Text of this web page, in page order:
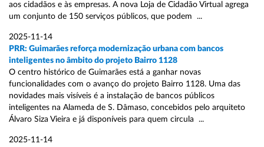
aos cidadãos e às empresas. A nova Loja de Cidadão Virtual agrega
um conjunto de 150 serviços públicos, que podem ...
2025-11-14
PRR: Guimarães reforça modernização urbana com bancos
inteligentes no âmbito do projeto Bairro 1128
O centro histórico de Guimarães está a ganhar novas
funcionalidades com o avanço do projeto Bairro 1128. Uma das
novidades mais visíveis é a instalação de bancos públicos
inteligentes na Alameda de S. Dâmaso, concebidos pelo arquiteto
Álvaro Siza Vieira e já disponíveis para quem circula ...
2025-11-14